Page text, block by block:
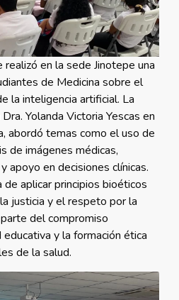
en la sede Jinotepe una
de Medicina sobre el
la inteligencia artificial. La
Yolanda Victoria Yescas en
abordó temas como el uso de
de imágenes médicas,
apoyo en decisiones clínicas.
aplicar principios bioéticos
justicia y el respeto por la
del compromiso
y la formación ética
de la salud.